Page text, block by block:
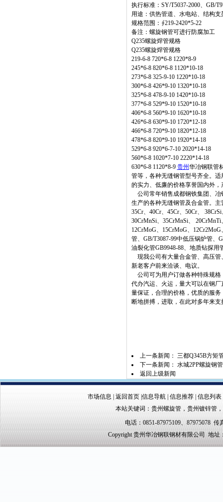
执行标准：SY/T5037-2000、GB/
用途：供热管道、水电站、结构支
规格范围：∮219-2420*5-22
备注：螺旋钢管可进行防腐加工
Q235螺旋焊管规格
Q235螺旋焊管规格
219-6-8 720*6-8 1220*8-9
245*6-8 820*6-8 1120*10-18
273*6-8 325-9-10 1220*10-18
300*6-8 426*9-10 1320*10-18
325*6-8 478-9-10 1420*10-18
377*6-8 529*9-10 1520*10-18
406*6-8 560*9-10 1620*10-18
426*6-8 630*9-10 1720*12-18
466*6-8 720*9-10 1820*12-18
478*6-8 820*9-10 1920*14-18
529*6-8 920*6-7-10 2020*14-18
560*6-8 1020*7-10 2220*14-18
630*6-8 1120*8-9 贵州华冶钢联管
管等，各种无缝钢管型号齐全。
的实力、低廉的价格享誉国内外
公司常年销售成都钢铁集团、冶
生产的各种无缝钢管及合金管。主
35Cr、40Cr、45Cr、50Cr、
30CrMnSi、35CrMnSi、
12CrMoG、15CrMoG、
管、GB/T3087-99中低压锅炉管、
油裂化管GB9948-88、地质钻探用
现我公司有大量合金管、高压管
新老客户前来洽谈、电议。
公司可为用户订做各种特殊规格
代办汽运、火运，量大可以在钢
量保证，合理的价格，优质的服
断地拼搏，进取，在此对多年来
上一条新闻： 三都Q345B方矩
下一条新闻： 水城2PP螺旋钢
返回上级新闻
市场信息 返回首页| 信息导航| 信息推荐| 信息列表
本站关键词： 贵州螺旋管 ， 贵州镀锌管 ，
电话：0851-87975109、87975078
Copyright 贵州华冶钢联钢材有限公司 地